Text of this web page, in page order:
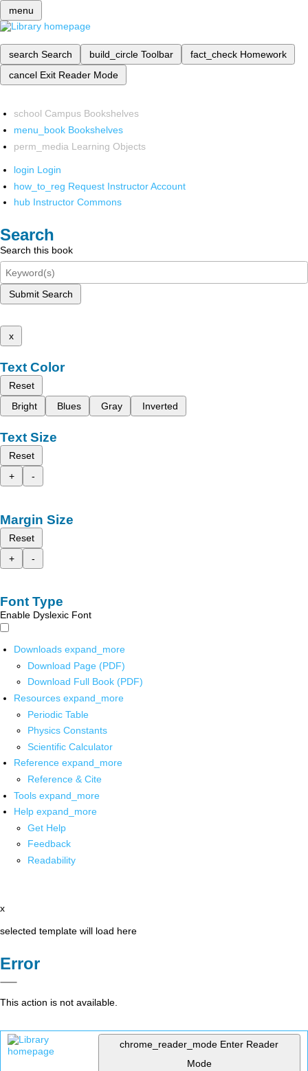
menu
search Search build_circle Toolbar fact_check Homework
cancel Exit Reader Mode
school Campus Bookshelves
menu_book Bookshelves
perm_media Learning Objects
login Login
how_to_reg Request Instructor Account
hub Instructor Commons
Search
Search this book
Submit Search
x
Text Color
Reset
Bright
Blues Gray Inverted
Text Size
Reset
+
-
Margin Size
Reset
+
-
Font Type
Enable Dyslexic Font
Downloads expand_more
Download Page (PDF)
Download Full Book (PDF)
Resources expand_more
Periodic Table
Physics Constants
Scientific Calculator
Reference expand_more
Reference & Cite
Tools expand_more
Help expand_more
Get Help
Feedback
Readability
x
selected template will load here
Error
This action is not available.
chrome_reader_mode Enter Reader
Mode